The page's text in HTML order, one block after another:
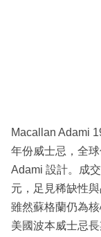
Macallan Adami
年份威士忌，全
Adami 設計。成
元，足見稀缺性
雖然蘇格蘭仍為
美國波本威士忌